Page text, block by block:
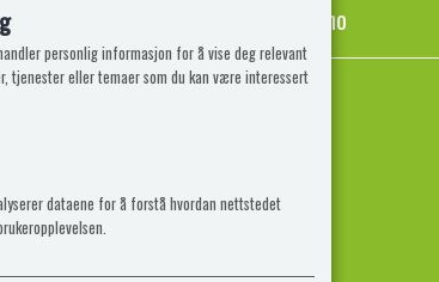
Lekegiganten.no
Kontakt oss
personlig informasjon for å vise deg relevant
tjenester eller temaer som du kan være interessert
dataene for å forstå hvordan nettstedet